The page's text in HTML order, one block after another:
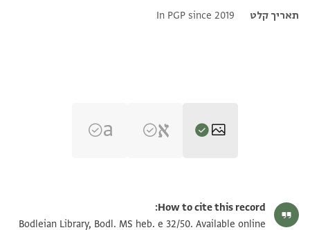
תאריך קלט
In PGP since 2019
Bodl. MS heb. e 32/50 50 verso הגדל וסובב
How to cite this record:
Bodleian Library, Bodl. MS heb. e 32/50. Available online